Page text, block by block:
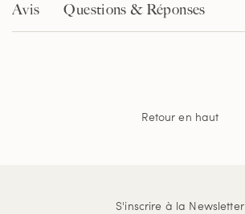
Avis Questions & Réponses
Retour en haut
S'inscrire à la Newsletter